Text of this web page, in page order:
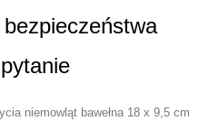
niemowląt bawełna 18 x 9,5 cm